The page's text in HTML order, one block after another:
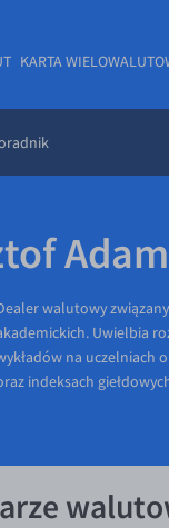
KARTA
walutowy
Uwielbia
na uczelniach
indeksach